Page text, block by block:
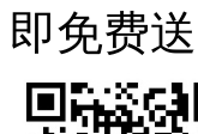
即免费送